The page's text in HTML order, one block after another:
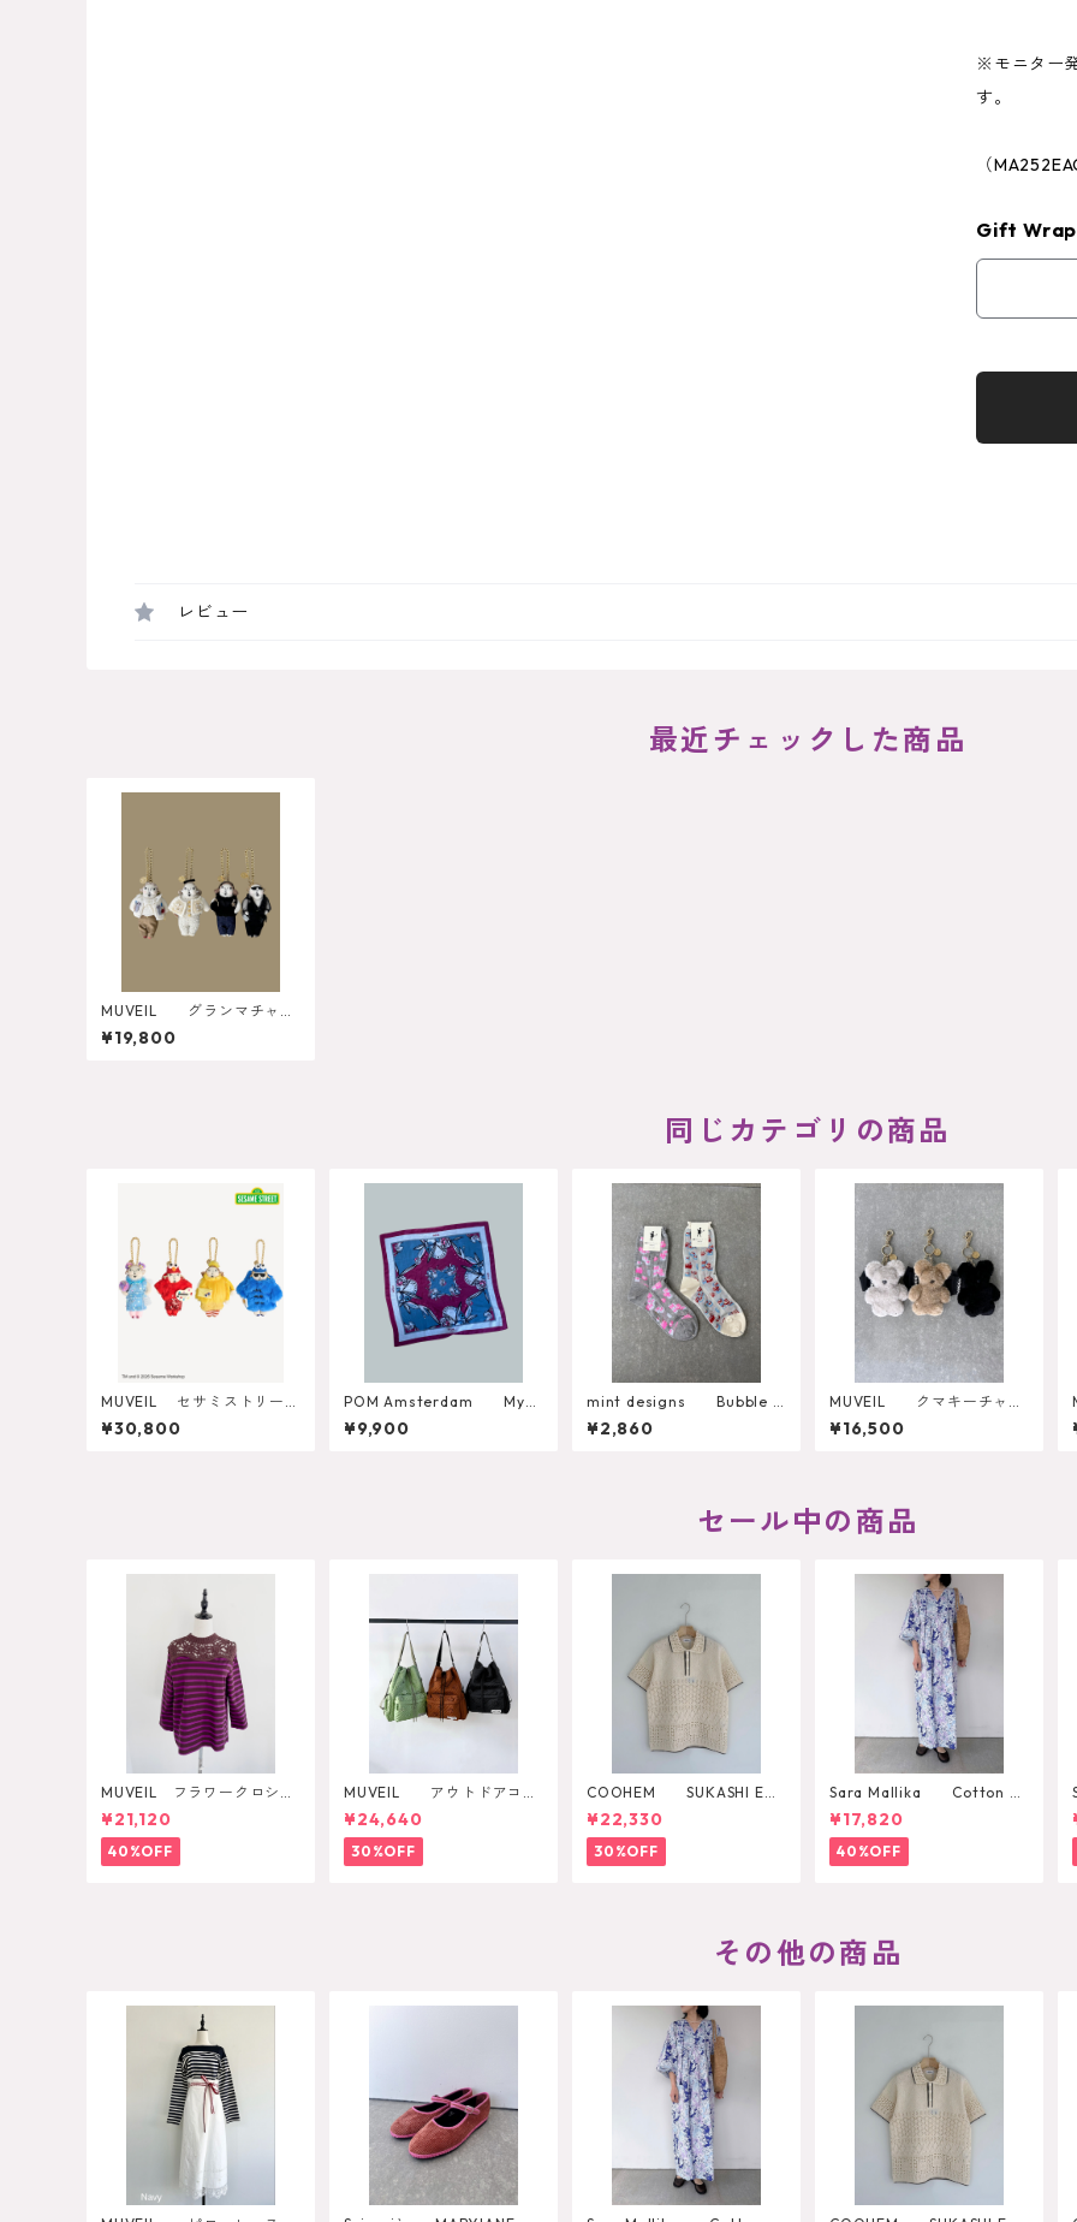
※モニター
す。
（
Gift
レビュー
最近チェックした商品
MUVEIL グランマチャー
ム 15
¥19,800
同じカテゴリの商品
MUVEIL セサミストリート
コラボ グランマチャーム
MA262EAC701
¥30,800
POM Amsterdam Myst
ic Dinner Small Blue Shawl
¥9,900
mint designs Bubble F
lower Socks （492SO4
LW04）
¥2,860
MUVEIL クマキーチャー
ム
¥16,500
セール中の商品
MUVEIL フラワークロシェ
カットソー
¥21,120
40%OFF
MUVEIL アウトドアコラ
ボ2WAYリュック
¥24,640
30%OFF
COOHEM SUKASHI EM
BOSSED KNIT PULLOVER
¥22,330
30%OFF
Sara Mallika Cotton Bo
hemian Flower Print Dres
s
¥17,820
40%OFF
その他の商品